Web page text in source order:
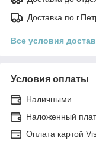
Доставка по
Все условия
Условия оплаты
Наличными
Наложенный
Оплата картой